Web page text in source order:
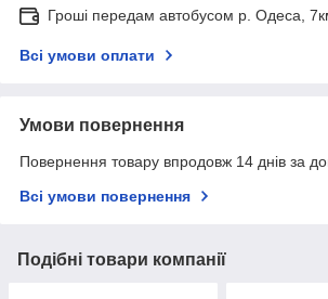
Гроші передам автобусом р. Одеса,
Всі умови оплати
Умови повернення
Повернення товару впродовж 14 днів за
Всі умови повернення
Подібні товари компанії